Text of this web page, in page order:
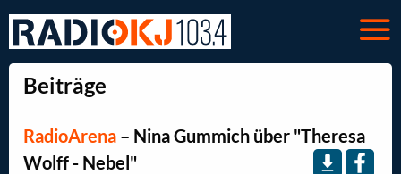
Beiträge
RadioArena – Nina Gummich über "Theresa
Wolff - Nebel"